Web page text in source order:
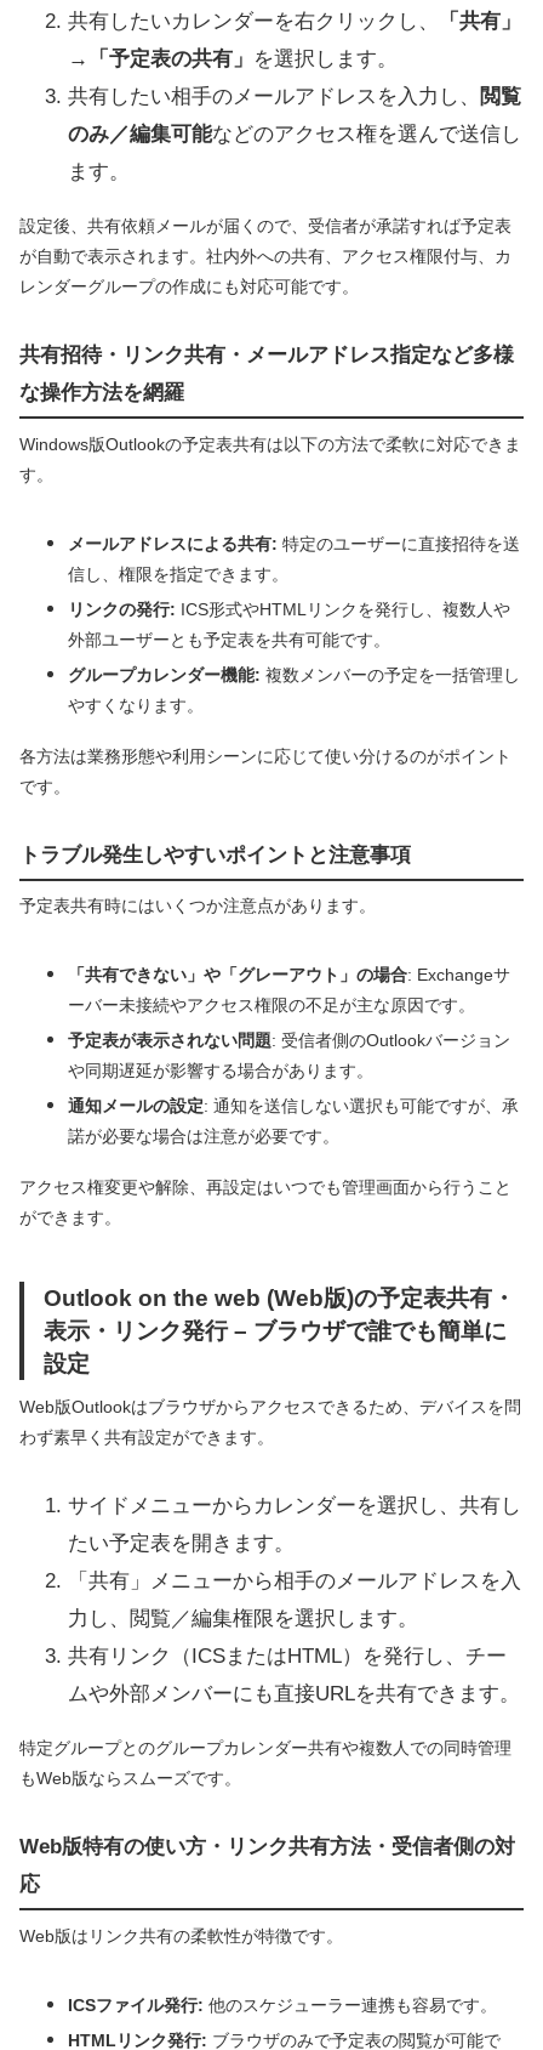
共有したいカレンダーを右クリックし、
「共有」
→「予定表の共有」 を選択します。
共有したい相手のメールアドレスを入力し、
閲覧
のみ／編集可能などのアクセス権を選んで送信し
ます。
設定後、共有依頼メールが届くので、受信者が承諾すれば予定表
が自動で表示されます。社内外への共有、アクセス権限付与、カ
レンダーグループの作成にも対応可能です。
共有招待・リンク共有・メールアドレス指定など多様
な操作方法を網羅
Windows版Outlookの予定表共有は以下の方法で柔軟に対応できま
す。
メールアドレスによる共有: 特定のユーザーに直接招待を送
信し、権限を指定できます。
リンクの発行: ICS形式やHTMLリンクを発行し、複数人や
外部ユーザーとも予定表を共有可能です。
グループカレンダー機能: 複数メンバーの予定を一括管理し
やすくなります。
各方法は業務形態や利用シーンに応じて使い分けるのがポイント
です。
トラブル発生しやすいポイントと注意事項
予定表共有時にはいくつか注意点があります。
「共有できない」や「グレーアウト」の場合: Exchangeサ
ーバー未接続やアクセス権限の不足が主な原因です。
予定表が表示されない問題: 受信者側のOutlookバージョン
や同期遅延が影響する場合があります。
通知メールの設定: 通知を送信しない選択も可能ですが、承
諾が必要な場合は注意が必要です。
アクセス権変更や解除、再設定はいつでも管理画面から行うこと
ができます。
Outlook on the web (Web版)の予定表共有・
表示・リンク発行 – ブラウザで誰でも簡単に
設定
Web版Outlookはブラウザからアクセスできるため、デバイスを問
わず素早く共有設定ができます。
サイドメニューからカレンダーを選択し、共有し
たい予定表を開きます。
「共有」メニューから相手のメールアドレスを入
力し、閲覧／編集権限を選択します。
共有リンク（ICSまたはHTML）を発行し、チー
ムや外部メンバーにも直接URLを共有できます。
特定グループとのグループカレンダー共有や複数人での同時管理
もWeb版ならスムーズです。
Web版特有の使い方・リンク共有方法・受信者側の対
応
Web版はリンク共有の柔軟性が特徴です。
ICSファイル発行: 他のスケジューラー連携も容易です。
HTMLリンク発行: ブラウザのみで予定表の閲覧が可能で